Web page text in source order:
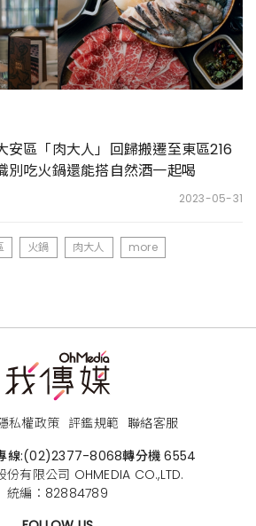
安區「肉大人」回歸搬遷至東區216
別吃火鍋還能搭自然酒一起喝
2023-05-31
火鍋 肉大人 more
私權政策 評鑑規範 聯絡客服
線:(02)2377-8068轉分機 6554
份有限公司 OHMEDIA CO.,LTD.
統編：82884789